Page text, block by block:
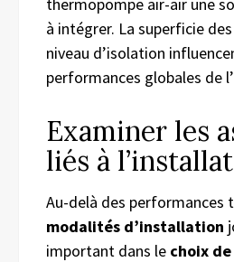
à intégrer. La superficie
niveau d’isolation
performances globales de
Examiner les
liés à
Au-delà des performances
modalités d’installation
important dans le choix